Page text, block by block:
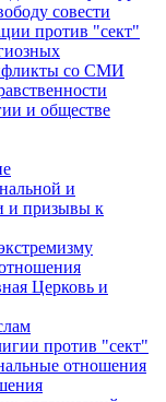
совести
против "сект"
со СМИ
и обществе
и
и призывы к
Церковь и
против "сект"
отношения